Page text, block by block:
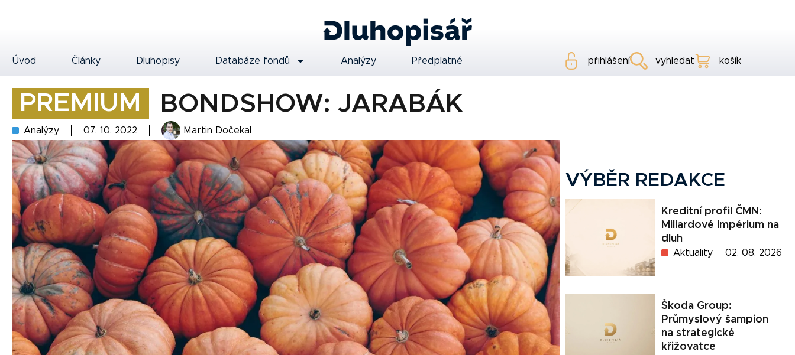
Úvod Články Dluhopisy Databáze fondů Analýzy Předplatné přihlášení vyhledat košík
PREMIUM BONDSHOW: JARABÁK
Analýzy 07. 10. 2022 Martin Dočekal
VÝBĚR REDAKCE
Kreditní profil ČMN:
Miliardové impérium na
dluh
Aktuality 02. 08. 2026
Škoda Group:
Průmyslový šampion
na strategické
křižovatce